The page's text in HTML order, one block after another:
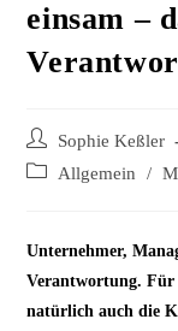
einsam –
Beitrags-
Autor:
Sophie Keßler
Beitrags-Allgemein /
Unternehmer,
Verantwortung. Für
natürlich auch die